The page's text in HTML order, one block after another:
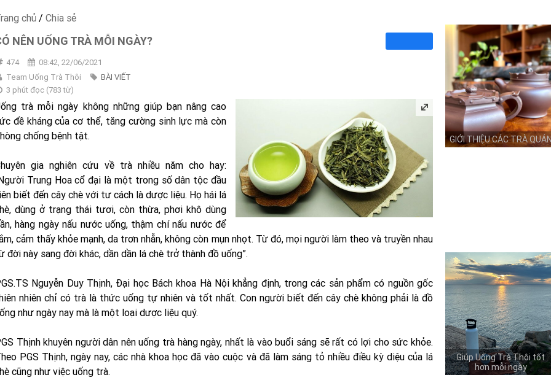
chủ / Chia sẻ
NÊN UỐNG TRÀ MỖI NGÀY?
474
08:42, 22/06/2021
Team Uống Trà Thôi
BÀI VIẾT
3 phút đọc(783từ)
trà mỗi ngày không những giúp bạn nâng cao
đề kháng của cơ thể, tăng cường sinh lực mà còn
chống bệnh tật.
gia nghiên cứu về trà nhiều năm cho hay:
Trung Hoa cổ đại là một trong số dân tộc đầu
biết đến cây chè với tư cách là dược liệu. Họ hái lá
dùng ở trạng thái tươi, còn thừa, phơi khô dùng
hàng ngày nấu nước uống, thậm chí nấu nước để
cảm thấy khỏe mạnh, da trơn nhẵn, không còn mụn nhọt. Từ đó, mọi người làm theo và truyền nhau
đời này sang đời khác, dần dần lá chè trở thành đồ uống”.
Nguyễn Duy Thịnh, Đại học Bách khoa Hà Nội khẳng định, trong các sản phẩm có nguồn gốc
nhiên chỉ có trà là thức uống tự nhiên và tốt nhất. Con người biết đến cây chè không phải là đồ
như ngày nay mà là một loại dược liệu quý.
Thịnh khuyên người dân nên uống trà hàng ngày, nhất là vào buổi sáng sẽ rất có lợi cho sức khỏe.
PGS Thịnh, ngày nay, các nhà khoa học đã vào cuộc và đã làm sáng tỏ nhiều điều kỳ diệu của lá
cũng như việc uống trà.
GIỚI THIỆU CÁC TRÀ
Giúp Uống Trà Thôi tốt
hơn mỗi ngày